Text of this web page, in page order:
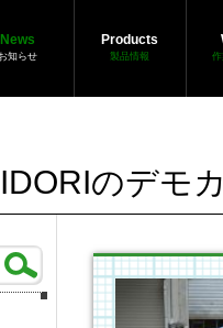
News
知らせ
Products
製品情報
のデモ